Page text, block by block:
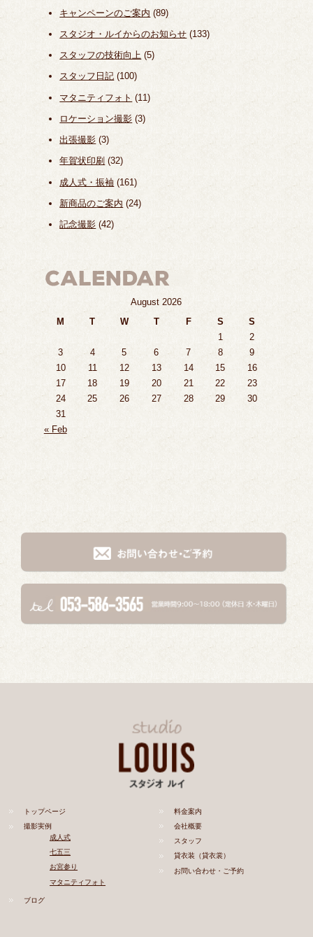
キャンペーンのご案内 (89)
スタジオ・ルイからのお知らせ (133)
スタッフの技術向上 (5)
スタッフ日記 (100)
マタニティフォト (11)
ロケーション撮影 (3)
出張撮影 (3)
年賀状印刷 (32)
成人式・振袖 (161)
新商品のご案内 (24)
記念撮影 (42)
August 2026
M
T W T F S
S
1
2
3
4 5 6 7 8
9
10
11 12 13 14 15
16
17
18 19 20 21 22
23
24
25 26 27 28 29
30
31
« Feb
トップページ
撮影実例
成人式
七五三
お宮参り
マタニティフォト
ブログ
料金案内
会社概要
スタッフ
貸衣装（貸衣裳）
お問い合わせ・ご予約